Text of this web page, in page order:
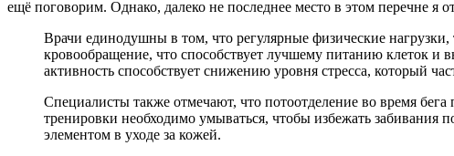
ещё поговорим. Однако, далеко не последнее место в этом перечне я
Врачи единодушны в том, что регулярные физические нагрузки,
кровообращение, что способствует лучшему питанию клеток и
активность способствует снижению уровня стресса, который
Специалисты также отмечают, что потоотделение во время
тренировки необходимо умываться, чтобы избежать
элементом в уходе за кожей.